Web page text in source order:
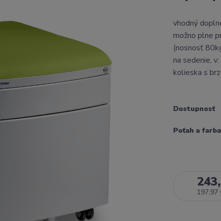
vhodný
možno plne
(nosnosť
na sedenie,
kolieska s
Dostupnosť
Poťah a farba
197,97